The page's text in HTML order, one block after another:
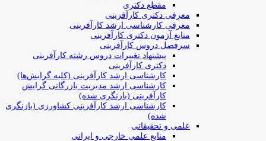
مقطع دکتری
معرفی دکتری کارآفرینی
معرفی کارشناسی ارشد کارآفرینی
منابع آزمون دکتری کارآفرینی
سرفصل دروس کارآفرینی
پیشنهاد تغییرات دروس رشته کارآفرینی
دکتری کارآفرینی
کارشناسی ارشد کارآفرینی (کلیه گرایش‌ها)
کارشناسی ارشد مدیریت بازرگانی گرایش
کارآفرینی (بازنگری شده)
کارشناسی ارشد کارآفرینی کشاورزی (بازنگری
شده)
علمی و تحقیقاتی
منابع علمی خارجی و ایرانی